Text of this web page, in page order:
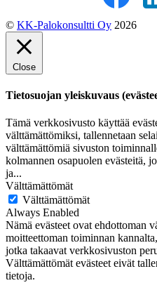
© KK-Palokonsultti Oy 2026
Close
Tietosuojan yleiskuvaus
Tämä verkkosivusto käyttää
välttämättömiksi, tallennetaan
välttämättömiä sivuston
kolmannen osapuolen evästeitä,
ja...
Välttämättömät
Välttämättömät
Always Enabled
Nämä evästeet ovat ehdottoman
moitteettoman toiminnan
jotka takaavat verkkosivuston
Välttämättömät evästeet eivät
tietoja.